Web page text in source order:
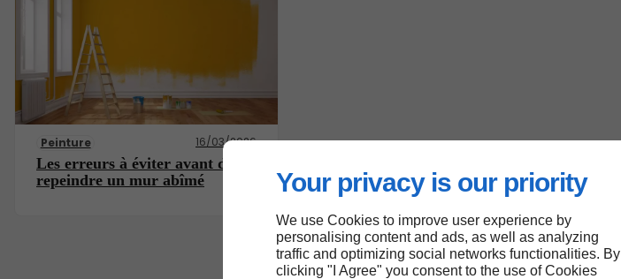
Your privacy is our priority
We use Cookies to improve user experience by
personalising content and ads, as well as analyzing
traffic and optimizing social networks functionalities. By
clicking "I Agree" you consent to the use of Cookies
Peinture 16/03/2026
Les erreurs à éviter avant de
repeindre un mur abîmé